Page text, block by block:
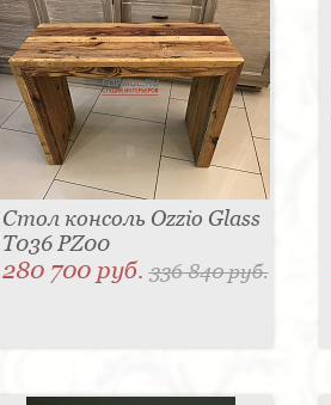
Стол консоль Ozzio Glass
T036 PZ00
280 700 руб.336 840 руб.